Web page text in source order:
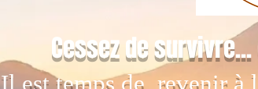
Cessez de
Il est temps de revenir à